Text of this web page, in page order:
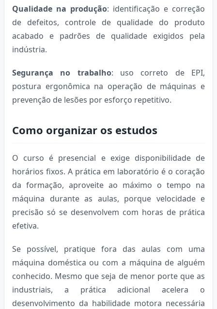
Qualidade na produção: identificação e correção
de defeitos, controle de qualidade do produto
acabado e padrões de qualidade exigidos pela
indústria.
Segurança no trabalho: uso correto de EPI,
postura ergonômica na operação de máquinas e
prevenção de lesões por esforço repetitivo.
Como organizar os estudos
O curso é presencial e exige disponibilidade de
horários fixos. A prática em laboratório é o coração
da formação, aproveite ao máximo o tempo na
máquina durante as aulas, porque velocidade e
precisão só se desenvolvem com horas de prática
efetiva.
Se possível, pratique fora das aulas com uma
máquina doméstica ou com a máquina de alguém
conhecido. Mesmo que seja de menor porte que as
industriais, a prática adicional acelera o
desenvolvimento da habilidade motora necessária